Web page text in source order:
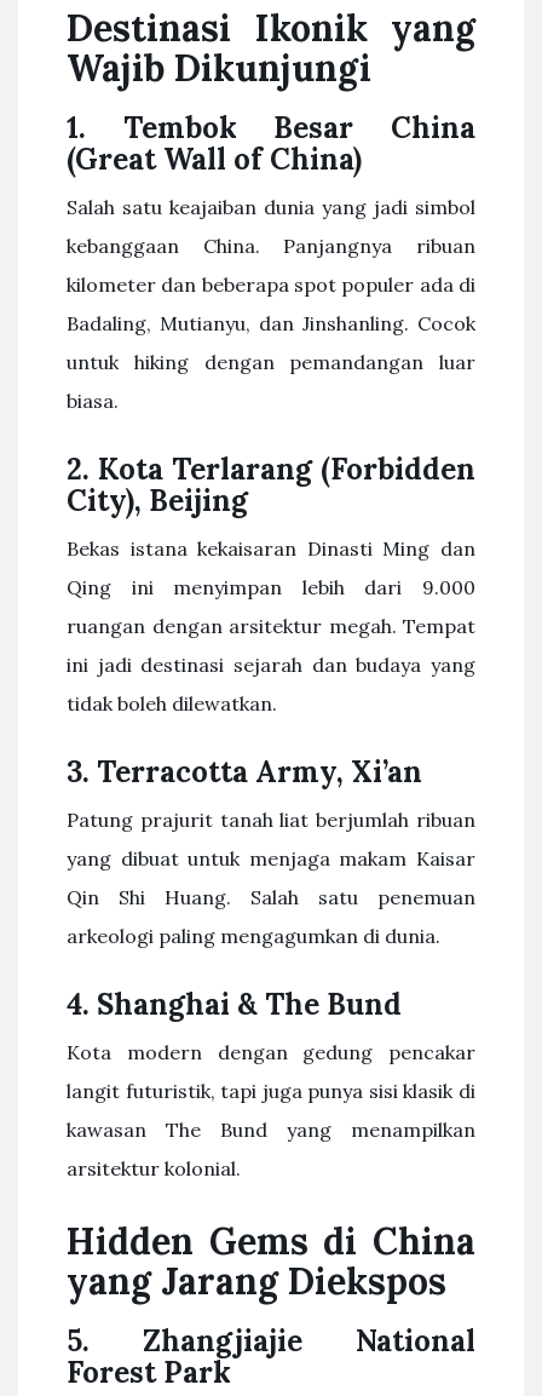
Destinasi Ikonik yang
Wajib Dikunjungi
1. Tembok Besar China
(Great Wall of China)
Salah satu keajaiban dunia yang jadi simbol
kebanggaan China. Panjangnya ribuan
kilometer dan beberapa spot populer ada di
Badaling, Mutianyu, dan Jinshanling. Cocok
untuk hiking dengan pemandangan luar
biasa.
2. Kota Terlarang (Forbidden
City), Beijing
Bekas istana kekaisaran Dinasti Ming dan
Qing ini menyimpan lebih dari 9.000
ruangan dengan arsitektur megah. Tempat
ini jadi destinasi sejarah dan budaya yang
tidak boleh dilewatkan.
3. Terracotta Army, Xi’an
Patung prajurit tanah liat berjumlah ribuan
yang dibuat untuk menjaga makam Kaisar
Qin Shi Huang. Salah satu penemuan
arkeologi paling mengagumkan di dunia.
4. Shanghai & The Bund
Kota modern dengan gedung pencakar
langit futuristik, tapi juga punya sisi klasik di
kawasan The Bund yang menampilkan
arsitektur kolonial.
Hidden Gems di China
yang Jarang Diekspos
5. Zhangjiajie National
Forest Park